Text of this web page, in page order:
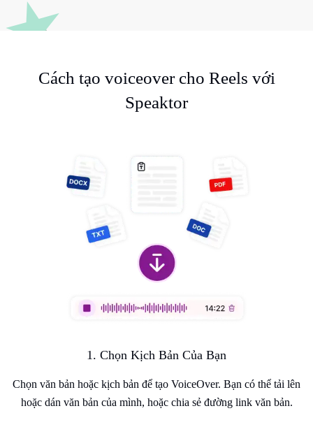
Cách tạo voiceover cho Reels với
Speaktor
1. Chọn Kịch Bản Của Bạn
Chọn văn bản hoặc kịch bản để tạo VoiceOver. Bạn có thể tải lên
hoặc dán văn bản của mình, hoặc chia sẻ đường link văn bản.